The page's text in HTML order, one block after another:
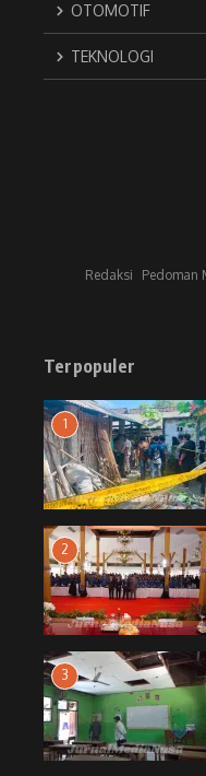
OTOMOTIF
TEKNOLOGI
Redaksi Pedoman
Terpopuler
1
2
3